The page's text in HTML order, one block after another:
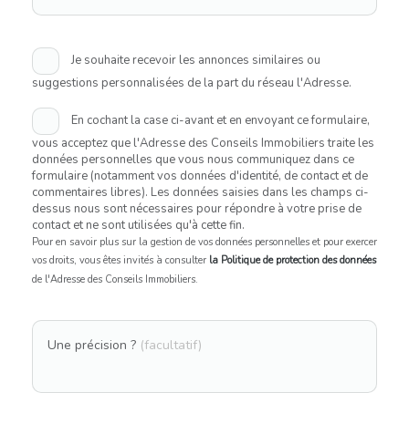
Je souhaite recevoir les annonces similaires ou
suggestions personnalisées de la part du réseau l'Adresse.
En cochant la case ci-avant et en envoyant ce formulaire,
vous acceptez que l'Adresse des Conseils Immobiliers traite les
données personnelles que vous nous communiquez dans ce
formulaire (notamment vos données d'identité, de contact et de
commentaires libres). Les données saisies dans les champs ci-
dessus nous sont nécessaires pour répondre à votre prise de
contact et ne sont utilisées qu'à cette fin.
Pour en savoir plus sur la gestion de vos données personnelles et pour exercer
vos droits, vous êtes invités à consulter la Politique de protection des données
de l'Adresse des Conseils Immobiliers.
Une précision ? (facultatif)